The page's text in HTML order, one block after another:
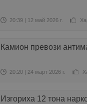
20:39 | 12 май 2026 г.
Камион превози
20:20 | 24 март 2026 г.
Изгориха 12 тона